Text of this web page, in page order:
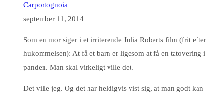
Carportognoia
september 11, 2014
Som en mor siger i et irriterende Julia Roberts film (frit efter
hukommelsen): At få et barn er ligesom at få en tatovering i
panden. Man skal virkeligt ville det.
Det ville jeg. Og det har heldigvis vist sig, at man godt kan